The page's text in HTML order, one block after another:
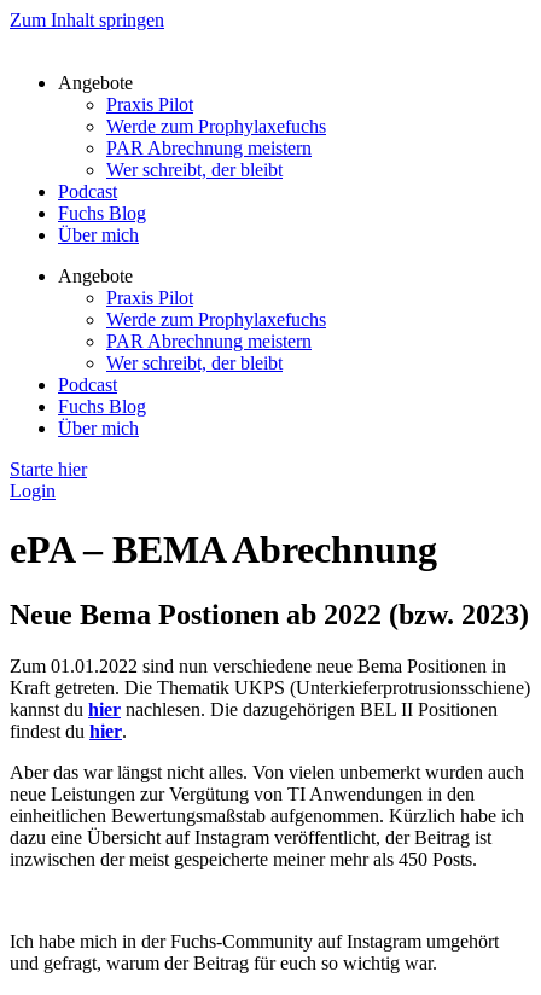
Zum Inhalt springen
Angebote
Praxis Pilot
Werde zum Prophylaxefuchs
PAR Abrechnung meistern
Wer schreibt, der bleibt
Podcast
Fuchs Blog
Über mich
Angebote
Praxis Pilot
Werde zum Prophylaxefuchs
PAR Abrechnung meistern
Wer schreibt, der bleibt
Podcast
Fuchs Blog
Über mich
Starte hier
Login
ePA – BEMA Abrechnung
Neue Bema Postionen ab 2022 (bzw. 2023)
Zum 01.01.2022 sind nun verschiedene neue Bema Positionen in
Kraft getreten. Die Thematik UKPS (Unterkieferprotrusionsschiene)
kannst du hier nachlesen. Die dazugehörigen BEL II Positionen
findest du hier.
Aber das war längst nicht alles. Von vielen unbemerkt wurden auch
neue Leistungen zur Vergütung von TI Anwendungen in den
einheitlichen Bewertungsmaßstab aufgenommen. Kürzlich habe ich
dazu eine Übersicht auf Instagram veröffentlicht, der Beitrag ist
inzwischen der meist gespeicherte meiner mehr als 450 Posts.
Ich habe mich in der Fuchs-Community auf Instagram umgehört
und gefragt, warum der Beitrag für euch so wichtig war.